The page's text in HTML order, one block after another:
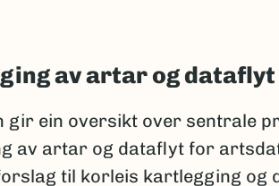
av artar og
gir ein oversikt over sentrale
av artar og dataflyt for
til korleis kartlegging og